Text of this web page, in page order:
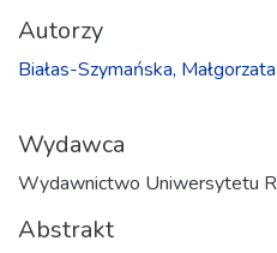
Autorzy
Białas-Szymańska, Małgorzata
Wydawca
Wydawnictwo Uniwersytetu
Abstrakt